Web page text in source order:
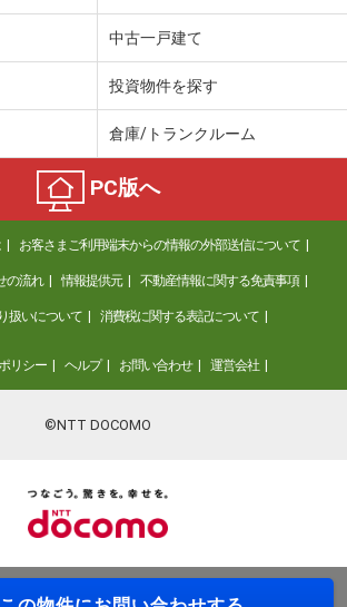
中古一戸建て
投資物件を探す
倉庫/トランクルーム
PC版へ
お客さまご利用端末からの情報の外部送信について
の流れ 情報提供元 不動産情報に関する免責事項
扱いについて 消費税に関する表記について
リシー ヘルプ お問い合わせ 運営会社
©NTT DOCOMO